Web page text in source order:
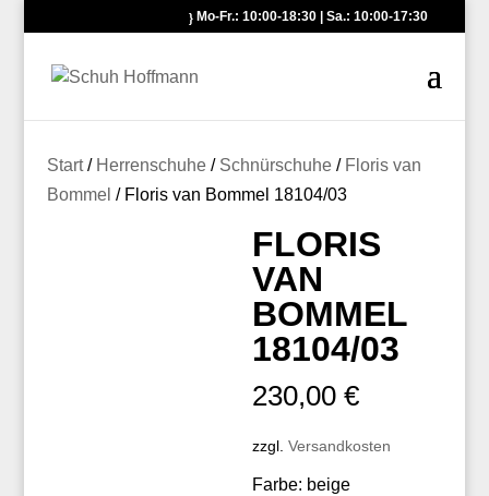
Mo-Fr.: 10:00-18:30 | Sa.: 10:00-17:30
Start/ Herrenschuhe/ Schnürschuhe/ Floris van
Bommel / Floris van Bommel 18104/03
FLORIS
VAN
BOMMEL
18104/03
230,00€
zzgl.Versandkosten
Farbe: beige